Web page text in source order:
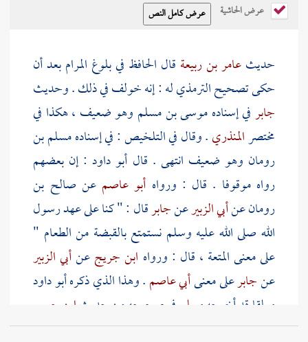
عرض الحاشية
حديثعامر بن ربيعة قال الحافظ في بلوغ المرام بعد أن
حكى تصحيحالترمذيله : إنه خولف في ذلك . وحديث
جابرفي إسنادهموسى بن مسلم وهو ضعيف ، هكذا في
مختصرالمنذري. وقال في التلخيص : في إسنادهمسلم بن
رومان وهو ضعيف انتهى . قال أبو داود : إن بعضهم
رواه موقوفا . قال : ورواه أبو عاصمعن صالح بن
رومانعنأبي الزبيرعنجابرقال : " كنا على عهد رسول
الله صلى الله عليه وسلم نستمتع بالقبضة من الطعام "
على معنى المتعة ، قال : ورواه ابن جريجعنأبي الزبير
عنجابرعلى معنىأبي عاصم. وهذا الذي ذكرهأبو داود
معلقا قد أخرجهمسلم في صحيحه من حديثابن جريج
عنأبي الزبيرقال : سمعت {جابرايقول : كنا نستمتع